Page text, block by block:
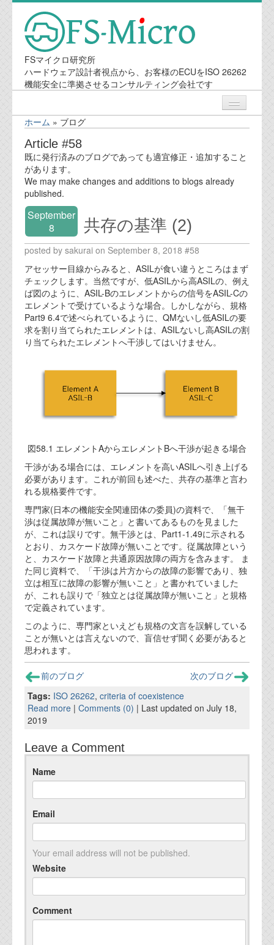
FSマイクロ研究所
ハードウェア設計者視点から、お客様のECUをISO 26262
機能安全に準拠させるコンサルティング会社です
ニュース
業務内容
会社案内
代表ご挨拶
オフィス
実績
機能安全ブログ
設計ブログ
外部投稿記事
ブログテーマ
技術文書
ご希望の方は、お問い合わせページから
資料閲覧パスワードをお問い合わせ頂き
ログインをお願い致します。アカウント
名は"opendocument"です。
機能安全用語集
設計用語集
オンラインショップ
お問い合わせ
FAQ
お問い合わせフォーム
ホーム » ブログ
Article #58
既に発行済みのブログであっても適宜修正・追加すること
があります。
We may make changes and additions to blogs already
published.
September
8
共存の基準 (2)
posted by sakurai on September 8, 2018 #58
アセッサー目線からみると、ASILが食い違うところはまず
チェックします。当然ですが、低ASILから高ASILの、例え
ば図のように、ASIL-Bのエレメントからの信号をASIL-Cの
エレメントで受けているような場合。しかしながら、規格
Part9 6.4で述べられているように、QMないし低ASILの要
求を割り当てられたエレメントは、ASILないし高ASILの割
り当てられたエレメントへ干渉してはいけません。
図58.1 エレメントAからエレメントBへ干渉が起きる場合
干渉がある場合には、エレメントを高いASILへ引き上げる
必要があります。これが前回も述べた、共存の基準と言わ
れる規格要件です。
専門家(日本の機能安全関連団体の委員)の資料で、「無干
渉は従属故障が無いこと」と書いてあるものを見ました
が、これは誤りです。無干渉とは、Part1-1.49に示される
とおり、カスケード故障が無いことです。従属故障という
と、カスケード故障と共通原因故障の両方を含みます。 ま
た同じ資料で、「干渉は片方からの故障の影響であり、独
立は相互に故障の影響が無いこと」と書かれていました
が、これも誤りで「独立とは従属故障が無いこと」と規格
で定義されています。
このように、専門家といえども規格の文言を誤解している
ことが無いとは言えないので、盲信せず聞く必要があると
思われます。
前のブログ
次のブログ
Tags: ISO 26262, criteria of coexistence
Read more | Comments (0) | Last updated on July 18,
2019
Leave a Comment
Name
Email
Your email address will not be published.
Website
Comment